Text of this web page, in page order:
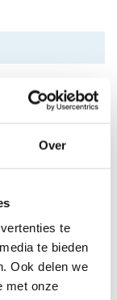
Over
te
te bieden
Ook delen we
met onze
4 x 4 cm - 5
geleverd incl.
en regenpijp
- 10 jaar